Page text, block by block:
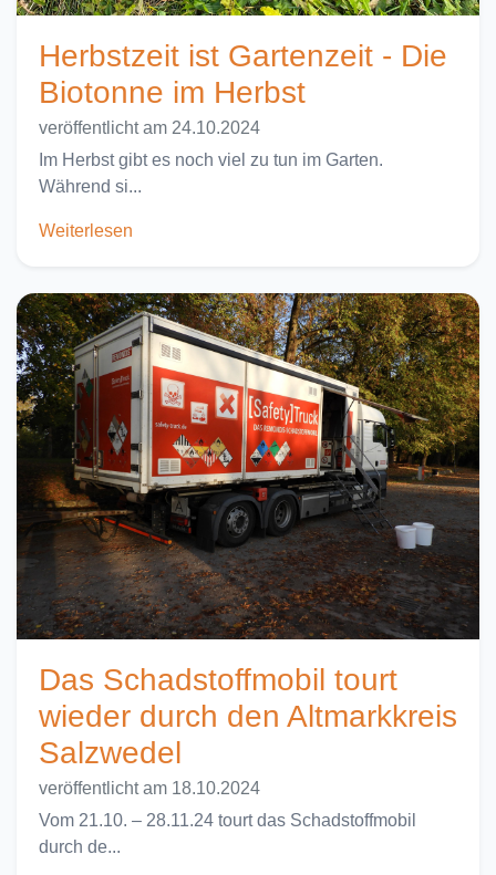
Herbstzeit ist Gartenzeit - Die
Biotonne im Herbst
veröffentlicht am 24.10.2024
Im Herbst gibt es noch viel zu tun im Garten.
Während si...
Weiterlesen
Das Schadstoffmobil tourt
wieder durch den Altmarkkreis
Salzwedel
veröffentlicht am 18.10.2024
Vom 21.10. – 28.11.24 tourt das Schadstoffmobil
durch de...